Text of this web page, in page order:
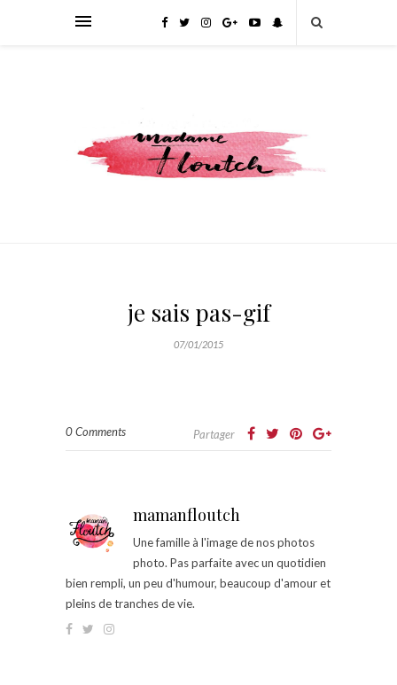
je sais pas-gif
07/01/2015
0 Comments Partager
mamanfloutch
Une famille à l'image de nos photos
photo. Pas parfaite avec un quotidien
bien rempli, un peu d'humour, beaucoup d'amour et
pleins de tranches de vie.